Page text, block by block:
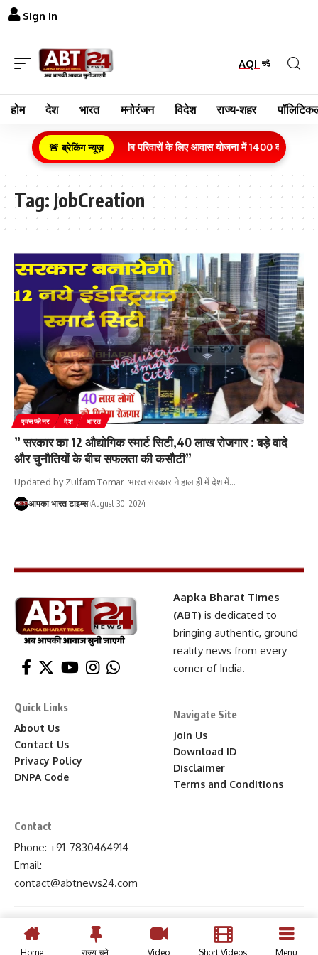
Sign In
AQI
होम देश भारत मनोरंजन विदेश राज्य-शहर
🚨 ब्रेकिंग न्यूज़
ग्रामीण क्षेत्र के गरीब परिवारों के लिए आवास योजना में 1400 करोड़ रुपये
Tag: JobCreation
एक्सप्लेनर देश भारत
” सरकार का 12 औद्योगिक स्मार्ट सिटी,40 लाख रोजगार : बड़े वादे
और चुनौतियों के बीच सफलता की कसौटी”
Updated by Zulfam Tomar भारत सरकार ने हाल ही में देश में…
आपका भारत टाइम्स August 30, 2024
Aapka Bharat Times
(ABT) is dedicated to
bringing authentic, ground
reality news from every
corner of India.
Quick Links
About Us
Contact Us
Privacy Policy
DNPA Code
Navigate Site
Join Us
Download ID
Disclaimer
Terms and Conditions
Contact
Phone: +91-7830464914
Email:
contact@abtnews24.com
Home राज्य चुने Video Short Videos Menu